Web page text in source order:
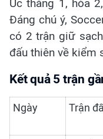
Úc thắng 1, hòa
Đáng chú ý,
có 2 trận giữ
đấu thiên về kiểm
Kết quả 5 trận
Ngày Trận